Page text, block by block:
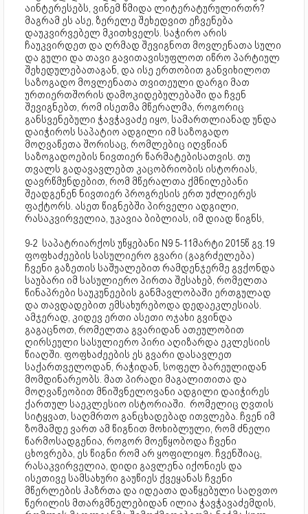
აინტერესებს, ვინემ წმიდა ლიტერატურულირთრ?
მაგრამ ეს ასე, ზერელე შეხედვით ეჩვენება
დაუკვირვებელ მკითხველს. საჭირო არის
ჩაუკვირდეთ და ღრმად შევიგნოთ მოვლენათა სული
და გული და თავი გავითავისუფლოთ იწრო პარტიულ
შეხედულებათაგან, და ისე ერთობით განვიხილოთ
საზოგადო მოვლენათა თვითეული დარგი მათ
ურთიერთშორის დამოკიდებულებაში და ჩვენ
შევიგნებთ, რომ ისეთმა მწერალმა, როგორიც
განსვენებული ჭავჭავაძე იყო, სამართლიანად უნდა
დაიჭიროს საპატიო ადგილი იმ საზოგადო
მოღვაწეთა შორისაც, რომლებიც იღვწიან
საზოგადოების ნივთიერ წარმატებისათვის. თუ
თვალს გადავავლებთ კაცობრიობის ისტორიას,
დავრწმუნდებით, რომ მწერალთა ქმნილებანი
შეადგენენ ნივთიერ პროგრესის ერთ უძლიერეს
ფაქტორს. ასეთ წიგნებში პირველი ადგილი,
რასაკვირველია, უკავია ბიბლიას, იმ დიად წიგნს,
9-2 საპატრიარქოს უწყებანი N9 5-11მარტი 2015წ გვ.19
ფოფხაძეების სასულიერო გვარი (გაგრძელება)
ჩვენი გაზეთის საშუალებით რამდენჯერმე გვქონდა
საუბარი იმ სასულიერო პირთა შესახებ, რომელთა
წინაპრები საუკუნეების განმავლობაში ერთგულად
და თავდადებით ემსახურებოდა დედაეკლესიას.
ამჯერად, კიდევ ერთი ასეთი ოჯახი გვინდა
გაგაცნოთ, რომელთა გვარიდან ათეულობით
ღირსეული სასულიერო პირი აღიზარდა ეკლესიის
წიაღში. ფოფხაძეების ეს გვარი დასავლეთ
საქართველოდან, რაჭიდან, სოფელ ბარეულიდან
მომდინარეობს. მათ პირადი მაგალითითა და
მოღვაწეობით მნიშვნელოვანი ადგილი დაიჭირეს
ქართულ საეკლესიო ისტორიაში. რომელიც ღვთის
სიტყვათ, საღმრთო განცხადებად ითვლება. ჩვენ იმ
ზომამდე ვართ ამ წიგნით მოხიბლული, რომ ძნელი
წარმოსადგენია, როგორ მოეწყობოდა ჩვენი
ცხოვრება, ეს წიგნი რომ არ ყოფილიყო. ჩვენშიაც,
რასაკვირველია, დიდი გავლენა იქონიეს და
ისეთივე სამსახური გაუწიეს ქვეყანას ჩვენი
მწერლების ჰაზრთა და იდეათა დაწყებული საღვთო
წერილის მთარგმნელებიდან ილია ჭავჭავაძემდის,